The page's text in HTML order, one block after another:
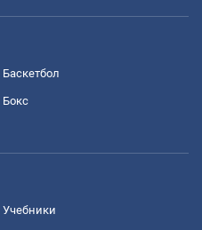
Баскетбол
Бокс
Учебники